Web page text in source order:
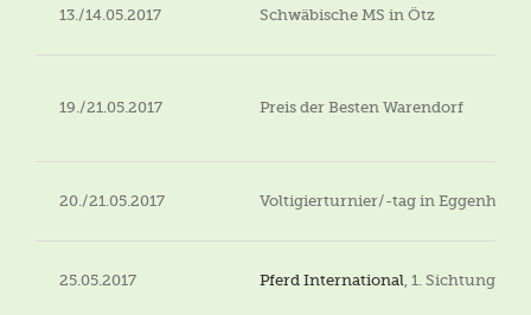
13./14.05.2017 Schwäbische MS in Ötz
19./21.05.2017 Preis der Besten Warendorf
20./21.05.2017 Voltigierturnier/-tag in Eggenhof
25.05.2017 Pferd International, 1. Sichtung